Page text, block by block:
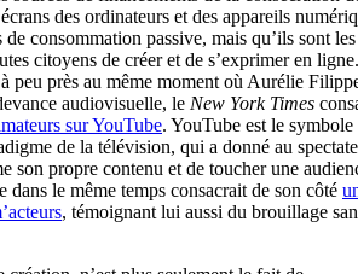
des ordinateurs et des appareils
consommation passive, mais qu’ils sont
citoyens de créer et de s’exprimer en
peu près au même moment où Aurélie
audiovisuelle, le New York Times
sur YouTube. YouTube est le symbole
de la télévision, qui a donné au
son propre contenu et de toucher une
dans le même temps consacrait de son côté
, témoignant lui aussi du brouillage